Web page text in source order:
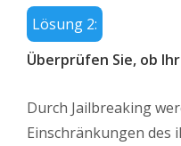
Lösung 2:
Überprüfen Sie, ob
Durch Jailbreaking
Einschränkungen des